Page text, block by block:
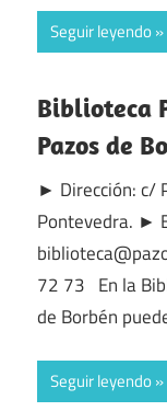
Seguir leyendo
Biblioteca
Pazos de
► Dirección: c/
Pontevedra. ►
72 73 En la
de Borbén
Seguir leyendo